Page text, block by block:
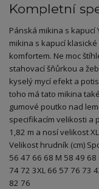
Kompletní
Pánská mikina s kapucí
mikina s kapucí
komfortem. Ne moc
stahovací šňůrkou a
kyselý mycí efekt a
toho má tato mikina
gumové poutko nad
specifikacím velikosti a
1,82 m a nosí velikost
Velikost hrudník (cm)
56 47 66 68 M 58 49 68
74 72 3XL 66 57 76 73
82 76